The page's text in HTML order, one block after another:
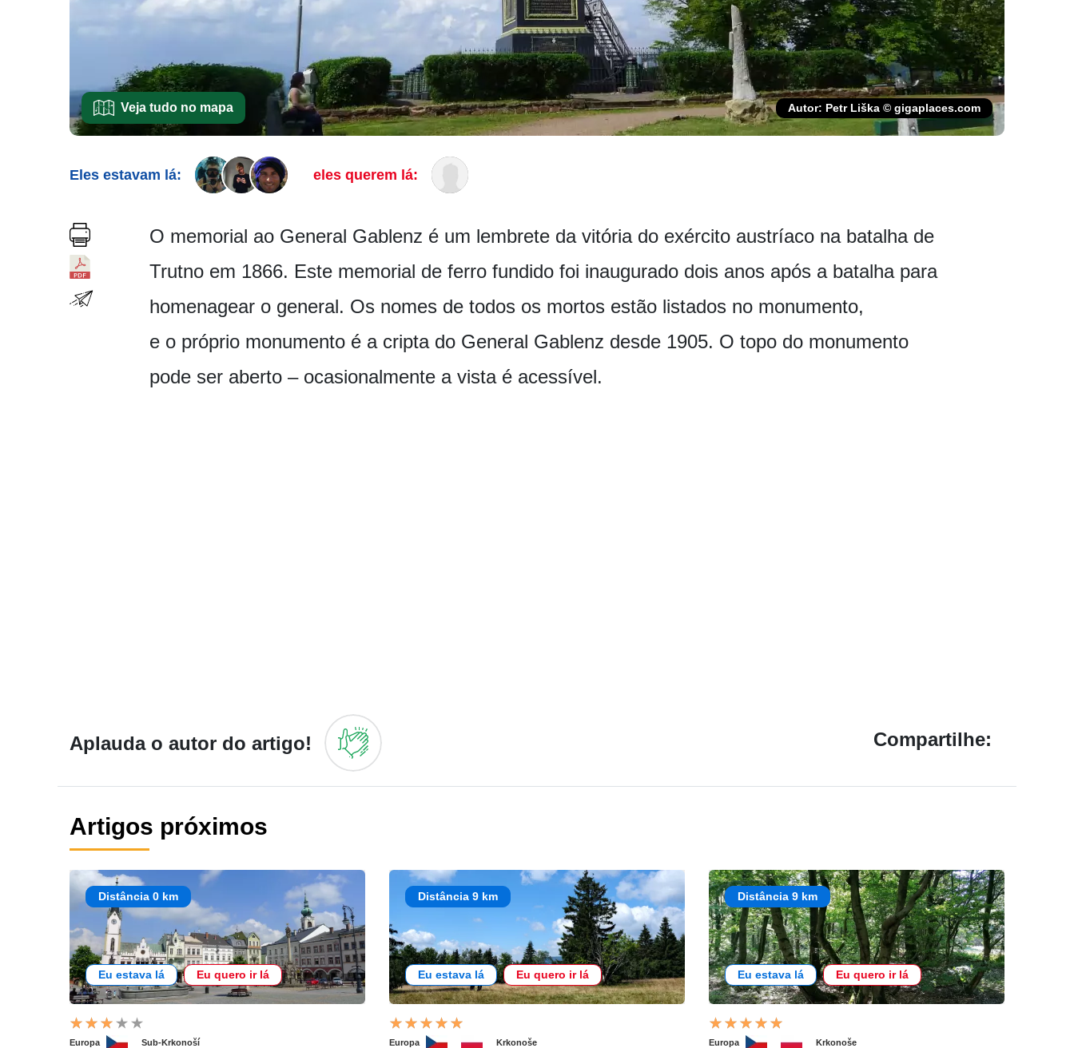
Veja tudo no mapa Autor: Petr Liška © gigaplaces.com
Eles estavam lá: eles querem lá:
O memorial ao General Gablenz é um lembrete da vitória do exército austríaco na batalha de
Trutno em 1866. Este memorial de ferro fundido foi inaugurado dois anos após a batalha para
homenagear o general. Os nomes de todos os mortos estão listados no monumento,
e o próprio monumento é a cripta do General Gablenz desde 1905. O topo do monumento
pode ser aberto – ocasionalmente a vista é acessível.
Aplauda o autor do artigo! Compartilhe:
Artigos próximos
Distância 0 km
Eu estava lá Eu quero ir lá
Europa Sub-Krkonoší
Distância 9 km
Eu estava lá Eu quero ir lá
Europa Krkonoše
Distância 9 km
Eu estava lá Eu quero ir lá
Europa Krkonoše